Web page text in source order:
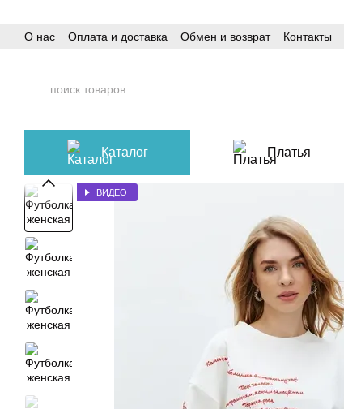
О нас
Оплата и доставка Обмен и возврат Контакты
Каталог Платья
ВИДЕО